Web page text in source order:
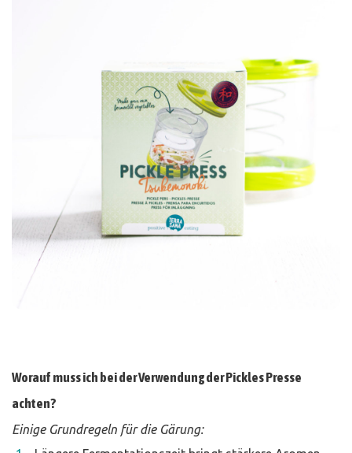
Worauf muss ich bei der Verwendung der Pickles Presse
achten?
Einige Grundregeln für die Gärung: